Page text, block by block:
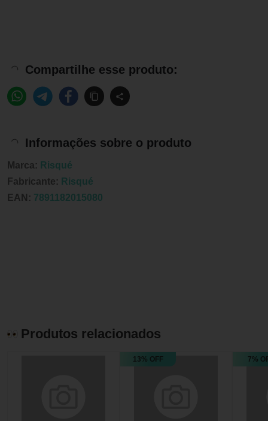
Compartilhe esse produto:
Informações sobre o produto
Marca: Risqué
Fabricante: Risqué
EAN: 7891182015080
Produtos relacionados
13% OFF 7%